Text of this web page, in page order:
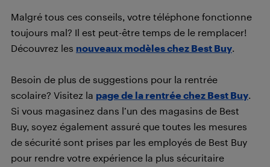
Malgré tous ces conseils, votre téléphone fonctionne
toujours mal? Il est peut-être temps de le remplacer!
Découvrez les nouveaux modèles chez Best Buy
Besoin de plus de suggestions pour la rentrée
scolaire? Visitez la page de la rentrée chez Best Buy
Si vous magasinez dans l’un des magasins de Best
Buy, soyez également assuré que toutes les mesures
de sécurité sont prises par les employés de Best Buy
pour rendre votre expérience la plus sécuritaire